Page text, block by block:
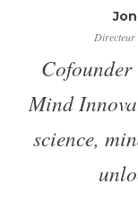
Directeur
Mind
science,